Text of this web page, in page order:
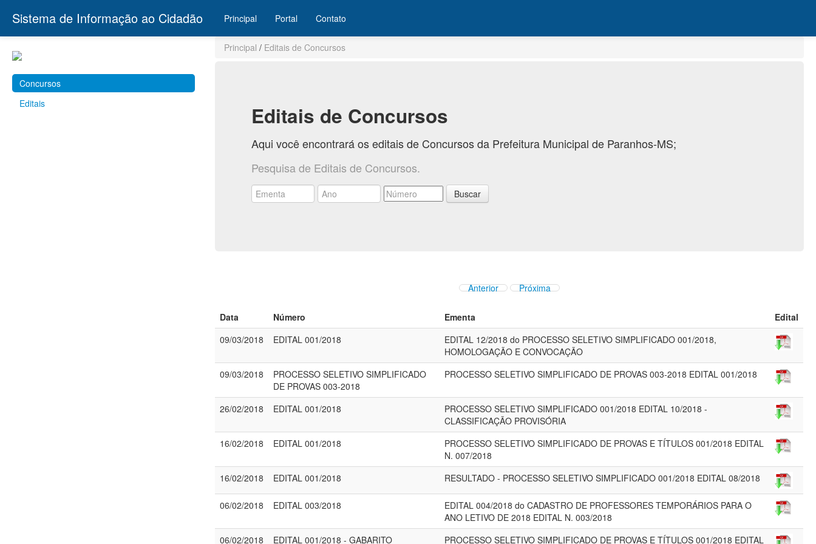
Sistema de Informação ao Cidadão Principal Portal Contato
Concursos
Editais
Principal / Editais de Concursos
Editais de Concursos
Aqui você encontrará os editais de Concursos da Prefeitura Municipal de Paranhos-MS;
Pesquisa de Editais de Concursos.
Buscar
Anterior Próxima
Data Número Ementa
Edital
09/03/2018
EDITAL 001/2018
EDITAL 12/2018 do PROCESSO SELETIVO SIMPLIFICADO 001/2018,
HOMOLOGAÇÃO E CONVOCAÇÃO
09/03/2018
PROCESSO SELETIVO SIMPLIFICADO
DE PROVAS 003-2018
PROCESSO SELETIVO SIMPLIFICADO DE PROVAS 003-2018 EDITAL 001/2018
26/02/2018 EDITAL 001/2018
PROCESSO SELETIVO SIMPLIFICADO 001/2018 EDITAL 10/2018 -
CLASSIFICAÇÃO PROVISÓRIA
16/02/2018
EDITAL 001/2018
PROCESSO SELETIVO SIMPLIFICADO DE PROVAS E TÍTULOS 001/2018 EDITAL
N. 007/2018
16/02/2018
EDITAL 001/2018 RESULTADO - PROCESSO SELETIVO SIMPLIFICADO 001/2018 EDITAL 08/2018
06/02/2018 EDITAL 003/2018
EDITAL 004/2018 do CADASTRO DE PROFESSORES TEMPORÁRIOS PARA O
ANO LETIVO DE 2018 EDITAL N. 003/2018
06/02/2018
EDITAL 001/2018 - GABARITO PROCESSO SELETIVO SIMPLIFICADO DE PROVAS E TÍTULOS 001/2018 EDITAL